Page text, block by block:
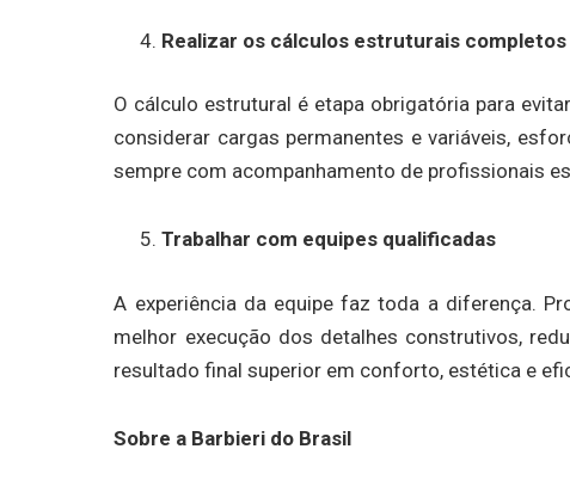
Realizar os cálculos estruturais completos
O cálculo estrutural é etapa obrigatória para
considerar cargas permanentes e variáveis,
sempre com acompanhamento de profissionais
Trabalhar com equipes qualificadas
A experiência da equipe faz toda a diferença.
melhor execução dos detalhes construtivos,
resultado final superior em conforto, estética e
Sobre a Barbieri do Brasil